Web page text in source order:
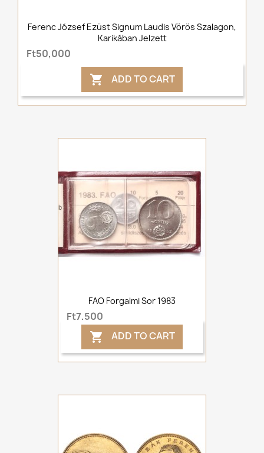
Ferenc József Ezüst Signum Laudis Vörös Szalagon,
Karikában Jelzett
Ft50,000
 ADD TO CART
FAO Forgalmi Sor 1983
Ft7,500
 ADD TO CART